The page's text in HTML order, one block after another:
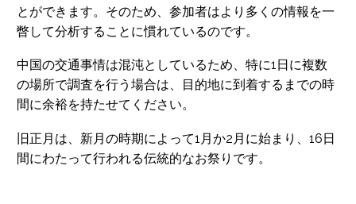
とができます。そのため、参加者はより多くの情報を一
瞥して分析することに慣れているのです。
中国の交通事情は混沌としているため、特に1日に複数
の場所で調査を行う場合は、目的地に到着するまでの時
間に余裕を持たせてください。
旧正月は、新月の時期によって1月か2月に始まり、16日
間にわたって行われる伝統的なお祭りです。